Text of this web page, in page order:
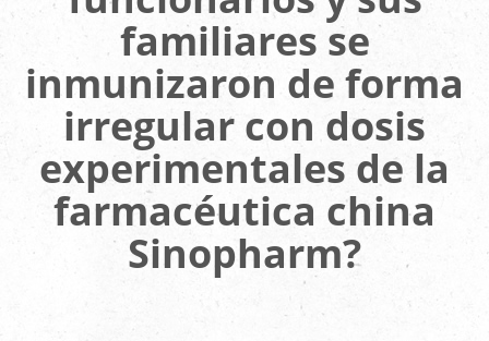
familiares se
inmunizaron de forma
irregular con dosis
experimentales de la
farmacéutica china
Sinopharm?